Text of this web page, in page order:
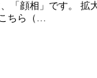
「顔相」です。 拡
ちら（…